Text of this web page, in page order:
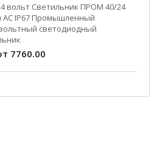
вольт Светильник ПРОМ 40/24
AC IP67 Промышленный
светодиодный
7760.00